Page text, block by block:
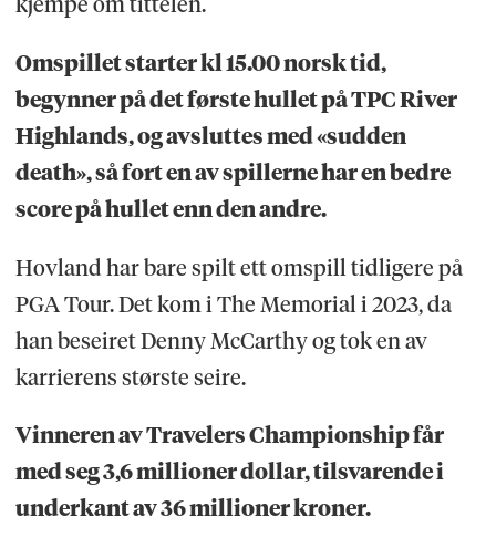
Omspillet starter kl 15.00 norsk tid,
begynner på det første hullet på TPC River
Highlands, og avsluttes med «sudden
death», så fort en av spillerne har en bedre
score på hullet enn den andre.
Hovland har bare spilt ett omspill tidligere på
PGA Tour. Det kom i The Memorial i 2023, da
han beseiret Denny McCarthy og tok en av
karrierens største seire.
Vinneren av Travelers Championship får
med seg 3,6 millioner dollar, tilsvarende i
underkant av 36 millioner kroner.